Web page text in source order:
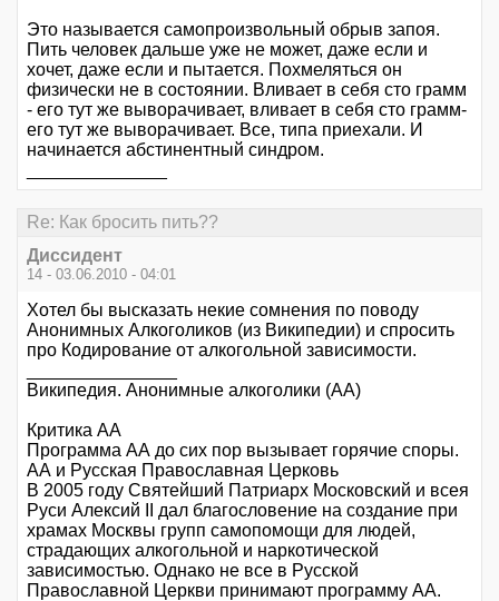
Это называется самопроизвольный обрыв запоя.
Пить человек дальше уже не может, даже если и
хочет, даже если и пытается. Похмеляться он
физически не в состоянии. Вливает в себя сто грамм
- его тут же выворачивает, вливает в себя сто грамм-
его тут же выворачивает. Все, типа приехали. И
начинается абстинентный синдром.
Re: Как бросить пить??
Диссидент
14 - 03.06.2010 - 04:01
Хотел бы высказать некие сомнения по поводу
Анонимных Алкоголиков (из Википедии) и спросить
про Кодирование от алкогольной зависимости.
Википедия. Анонимные алкоголики (АА)
Критика АА
Программа АА до сих пор вызывает горячие споры.
АА и Русская Православная Церковь
В 2005 году Святейший Патриарх Московский и всея
Руси Алексий II дал благословение на создание при
храмах Москвы групп самопомощи для людей,
страдающих алкогольной и наркотической
зависимостью. Однако не все в Русской
Православной Церкви принимают программу АА.